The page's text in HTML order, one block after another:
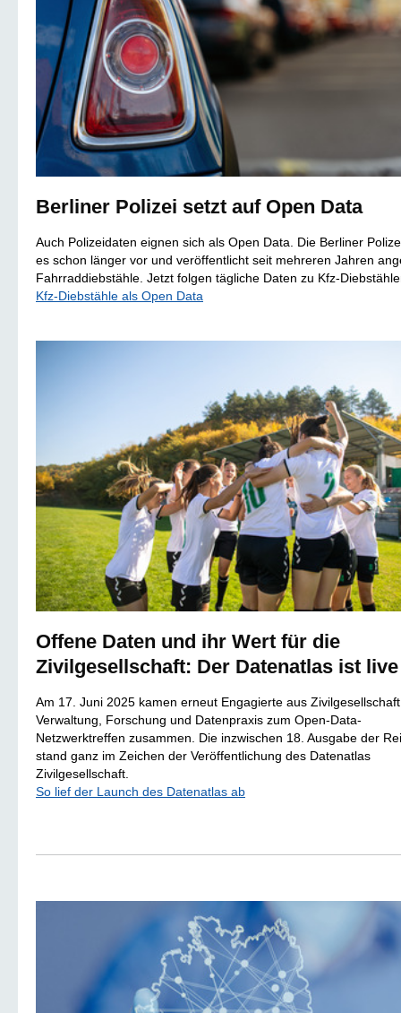
Berliner Polizei setzt auf Open Data
Auch Polizeidaten eignen sich als Open Data. Die Berliner
es schon länger vor und veröffentlicht seit mehreren Jahren
Fahrraddiebstähle. Jetzt folgen tägliche Daten zu Kfz-
Kfz-Diebstähle als Open Data
Offene Daten und ihr Wert für die
Zivilgesellschaft: Der Datenatlas ist live
Am 17. Juni 2025 kamen erneut Engagierte aus
Verwaltung, Forschung und Datenpraxis zum Open-Data-
Netzwerktreffen zusammen. Die inzwischen 18. Ausgabe der
stand ganz im Zeichen der Veröffentlichung des Datenatlas
Zivilgesellschaft.
So lief der Launch des Datenatlas ab